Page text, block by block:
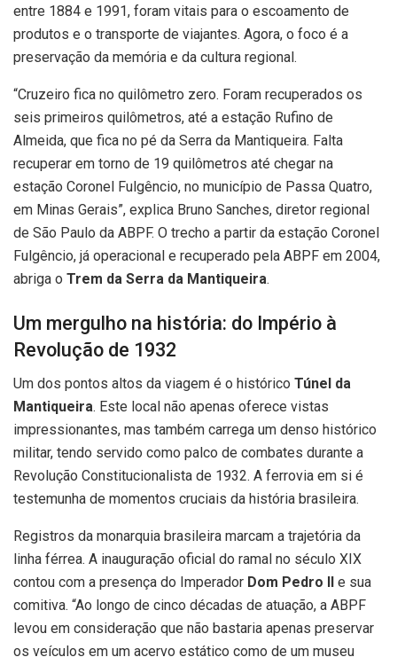
entre 1884 e 1991, foram vitais para o escoamento de
produtos e o transporte de viajantes. Agora, o foco é a
preservação da memória e da cultura regional.
“Cruzeiro fica no quilômetro zero. Foram recuperados os
seis primeiros quilômetros, até a estação Rufino de
Almeida, que fica no pé da Serra da Mantiqueira. Falta
recuperar em torno de 19 quilômetros até chegar na
estação Coronel Fulgêncio, no município de Passa Quatro,
em Minas Gerais”, explica Bruno Sanches, diretor regional
de São Paulo da ABPF. O trecho a partir da estação Coronel
Fulgêncio, já operacional e recuperado pela ABPF em 2004,
abriga o Trem da Serra da Mantiqueira.
Um mergulho na história: do Império à
Revolução de 1932
Um dos pontos altos da viagem é o histórico Túnel da
Mantiqueira. Este local não apenas oferece vistas
impressionantes, mas também carrega um denso histórico
militar, tendo servido como palco de combates durante a
Revolução Constitucionalista de 1932. A ferrovia em si é
testemunha de momentos cruciais da história brasileira.
Registros da monarquia brasileira marcam a trajetória da
linha férrea. A inauguração oficial do ramal no século XIX
contou com a presença do Imperador Dom Pedro II
e sua
comitiva. “Ao longo de cinco décadas de atuação, a ABPF
levou em consideração que não bastaria apenas preservar
os veículos em um acervo estático como de um museu